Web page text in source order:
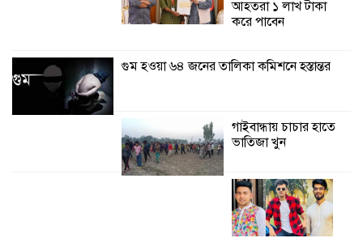
উদ্যোগে কর্মী সম্মেলন
শ্যামনগরে জলবায়ু সহনশীল জনগোষ্ঠী গঠনে
প্রকল্পের অংশগ্রহণমূলক শিখন ও অভিজ্ঞতা
বিনিময় সভা
আহতরা ১ লাখ টাকা
করে পাবেন
গুম হওয়া ৬৪ জনের তালিকা কমিশনে হস্তান্তর
গাইবান্ধায় চাচার হাতে
ভাতিজা খুন